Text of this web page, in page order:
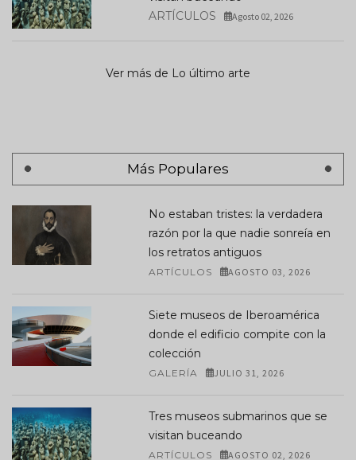
ARTÍCULOS
Agosto 02, 2026
Ver más de Lo último arte
Más Populares
No estaban tristes: la verdadera
razón por la que nadie sonreía en
los retratos antiguos
ARTÍCULOS AGOSTO 03, 2026
Siete museos de Iberoamérica
donde el edificio compite con la
colección
GALERÍA JULIO 31, 2026
Tres museos submarinos que se
visitan buceando
ARTÍCULOS AGOSTO 02, 2026